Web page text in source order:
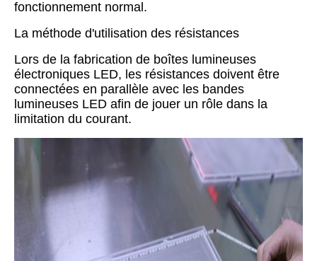
fonctionnement normal.
La méthode d'utilisation des résistances
Lors de la fabrication de boîtes lumineuses
électroniques LED, les résistances doivent être
connectées en parallèle avec les bandes
lumineuses LED afin de jouer un rôle dans la
limitation du courant.